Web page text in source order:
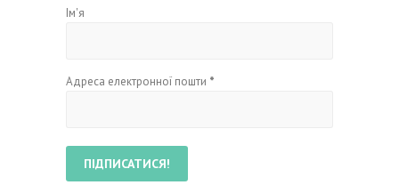
Ім'я
Адреса електронної пошти *